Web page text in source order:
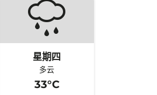
星期四
多云
33°C